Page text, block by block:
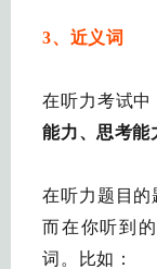
3、近义词
在听力考试中
能力、思考能
在听力题目的
而在你听到
词。比如：